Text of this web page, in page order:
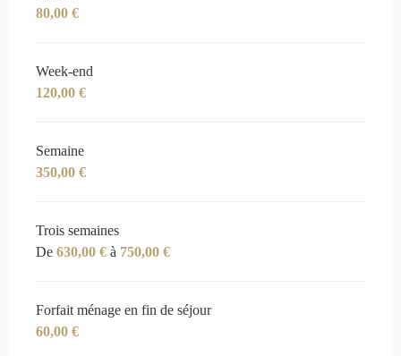
80,00 €
Week-end
120,00 €
Semaine
350,00 €
Trois semaines
De 630,00 € à 750,00 €
Forfait ménage en fin de séjour
60,00 €